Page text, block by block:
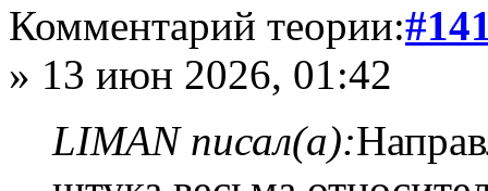
Комментарий теории:
» 13 июн 2026, 01:42
LIMAN писал(а):